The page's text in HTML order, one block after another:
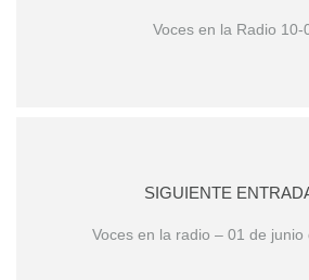
Voces en la Radio 10-
SIGUIENTE
Voces en la radio – 01 de junio